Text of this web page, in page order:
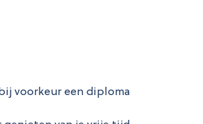
voorkeur een diploma